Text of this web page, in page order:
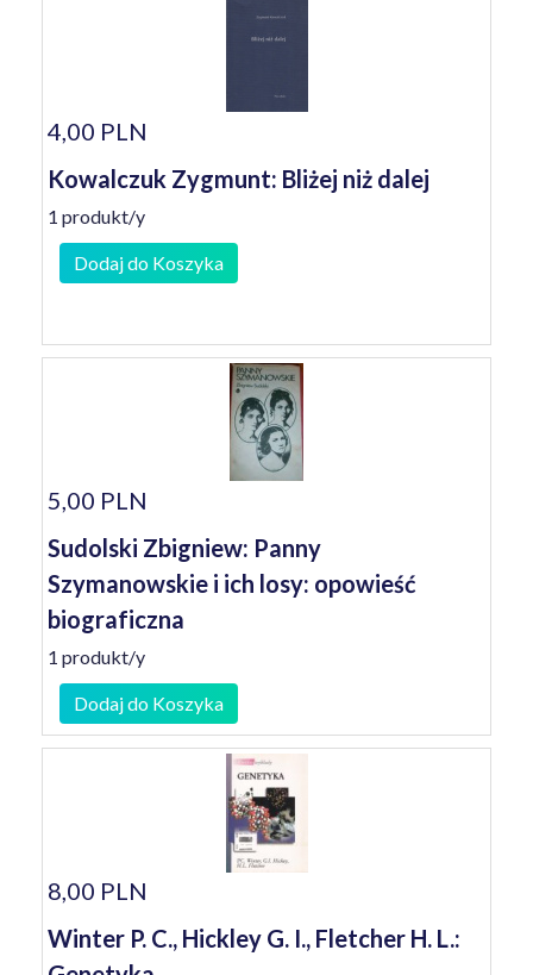
4,00 PLN
Kowalczuk Zygmunt: Bliżej niż dalej
1 produkt/y
Dodaj do Koszyka
5,00 PLN
Sudolski Zbigniew: Panny
Szymanowskie i ich losy: opowieść
biograficzna
1 produkt/y
Dodaj do Koszyka
8,00 PLN
Winter P. C., Hickley G. I., Fletcher H. L.: